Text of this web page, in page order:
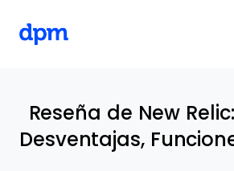
Reseña de New
Desventajas,